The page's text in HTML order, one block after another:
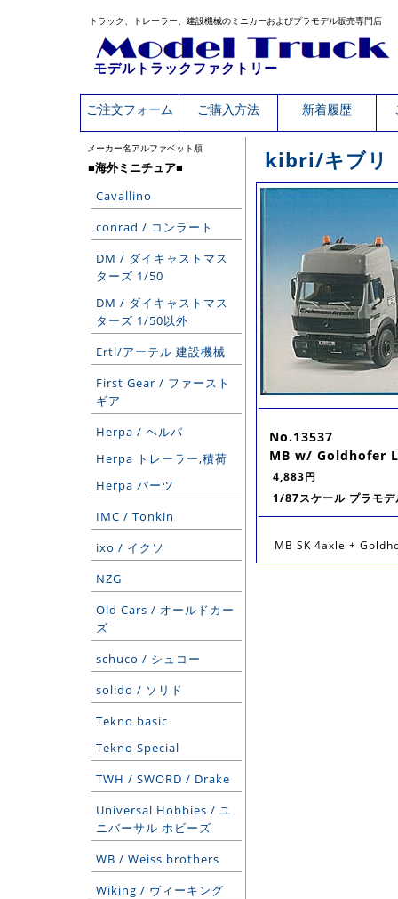
トラック、トレーラー、建設機械のミニカーおよびプラモデル販売専門店
モデルトラックファクトリー
ご注文フォーム ご購入方法 新着履歴
メーカー名アルファベット順
■海外ミニチュア■
Cavallino
conrad / コンラート
DM / ダイキャストマス
ターズ 1/50
DM / ダイキャストマス
ターズ 1/50以外
Ertl/アーテル 建設機械
First Gear / ファースト
ギア
Herpa / ヘルパ
Herpa トレーラー,積荷
Herpa パーツ
IMC / Tonkin
ixo / イクソ
NZG
Old Cars / オールドカー
ズ
schuco / シュコー
solido / ソリド
Tekno basic
Tekno Special
TWH / SWORD / Drake
Universal Hobbies / ユ
ニバーサル ホビーズ
WB / Weiss brothers
Wiking / ヴィーキング
kibri/キブリ
No.13537
MB w/ Goldhofer
4,883円
1/87スケール プラモデ
MB SK 4axle +